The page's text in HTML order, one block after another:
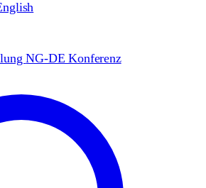
NG-DE Konferenz